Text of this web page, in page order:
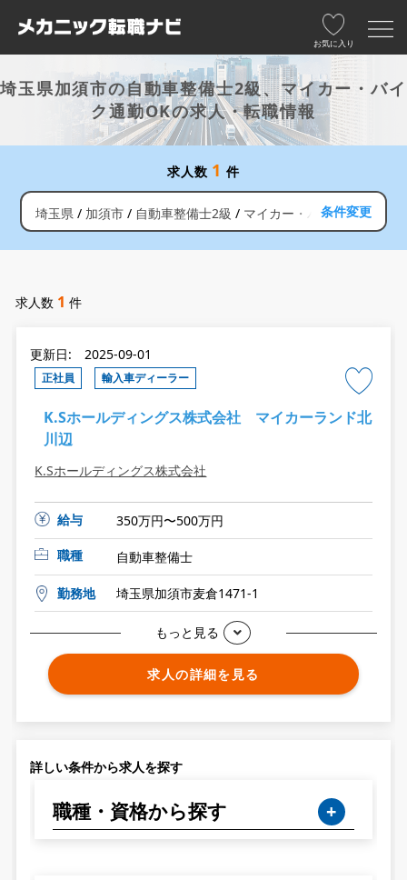
お気に入り
埼玉県加須市の自動車整備士2級、マイカー・バイ
ク通勤OKの求人・転職情報
求人数 1 件
埼玉県 加須市 自動車整備士2級 マイカー・バイク通勤OK
条件変更
求人数 1 件
更新日: 2025-09-01
正社員 輸入車ディーラー
K.Sホールディングス株式会社 マイカーランド北
川辺
K.Sホールディングス株式会社
給与
350万円〜500万円
職種
自動車整備士
勤務地 埼玉県加須市麦倉1471-1
もっと見る
求人の詳細を見る
詳しい条件から求人を探す
職種・資格から探す